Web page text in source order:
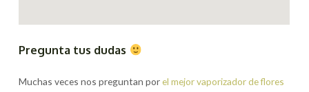
Pregunta tus dudas
Muchas veces nos preguntan porel mejor vaporizador de flores